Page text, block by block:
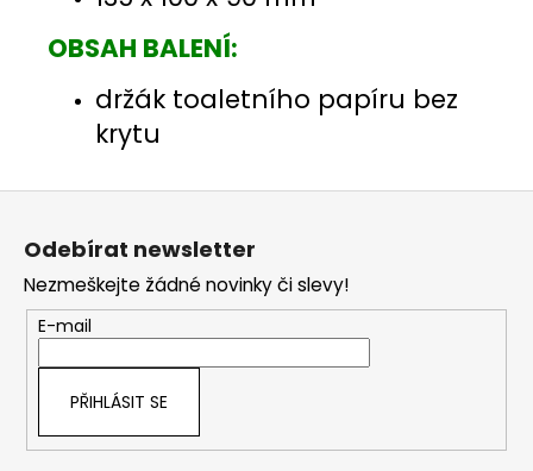
OBSAH BALENÍ:
držák toaletního papíru bez
krytu
Z
Odebírat newsletter
Nezmeškejte žádné novinky či slevy!
E-mail
PŘIHLÁSIT SE